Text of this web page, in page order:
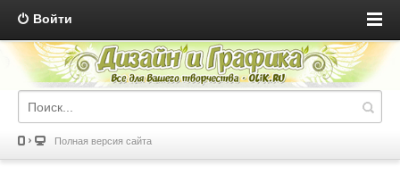
Войти
Полная версия сайта